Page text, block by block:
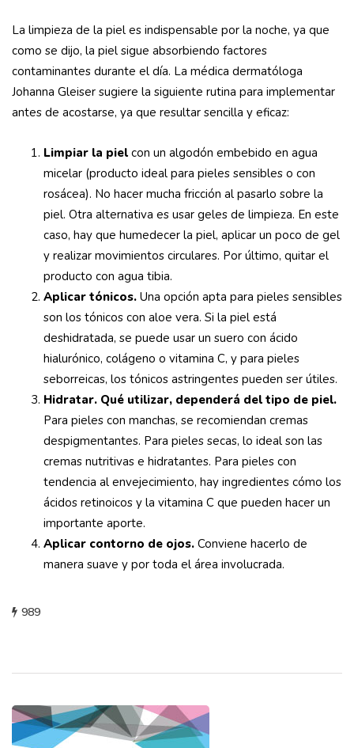
La limpieza de la piel es indispensable por la noche, ya que
como se dijo, la piel sigue absorbiendo factores
contaminantes durante el día. La médica dermatóloga
Johanna Gleiser sugiere la siguiente rutina para implementar
antes de acostarse, ya que resultar sencilla y eficaz:
Limpiar la piel con un algodón embebido en agua
micelar (producto ideal para pieles sensibles o con
rosácea). No hacer mucha fricción al pasarlo sobre la
piel. Otra alternativa es usar geles de limpieza. En este
caso, hay que humedecer la piel, aplicar un poco de gel
y realizar movimientos circulares. Por último, quitar el
producto con agua tibia.
Aplicar tónicos. Una opción apta para pieles sensibles
son los tónicos con aloe vera. Si la piel está
deshidratada, se puede usar un suero con ácido
hialurónico, colágeno o vitamina C, y para pieles
seborreicas, los tónicos astringentes pueden ser útiles.
Hidratar. Qué utilizar, dependerá del tipo de piel.
Para pieles con manchas, se recomiendan cremas
despigmentantes. Para pieles secas, lo ideal son las
cremas nutritivas e hidratantes. Para pieles con
tendencia al envejecimiento, hay ingredientes cómo los
ácidos retinoicos y la vitamina C que pueden hacer un
importante aporte.
Aplicar contorno de ojos. Conviene hacerlo de
manera suave y por toda el área involucrada.
989